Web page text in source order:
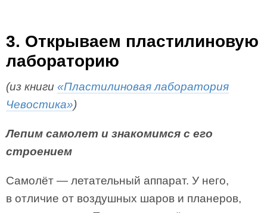
3. Открываем пластилиновую
лабораторию
(из книги «Пластилиновая лаборатория
Чевостика»)
Лепим самолет и знакомимся с его
строением
Самолёт — летательный аппарат. У него,
в отличие от воздушных шаров и планеров,